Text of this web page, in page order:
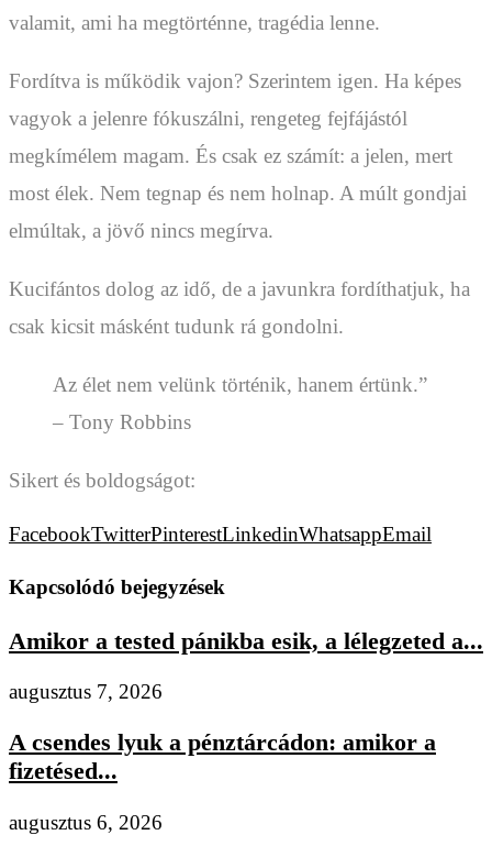
valamit, ami ha megtörténne, tragédia lenne.
Fordítva is működik vajon? Szerintem igen. Ha képes
vagyok a jelenre fókuszálni, rengeteg fejfájástól
megkímélem magam. És csak ez számít: a jelen, mert
most élek. Nem tegnap és nem holnap. A múlt gondjai
elmúltak, a jövő nincs megírva.
Kucifántos dolog az idő, de a javunkra fordíthatjuk, ha
csak kicsit másként tudunk rá gondolni.
Az élet nem velünk történik, hanem értünk.”
– Tony Robbins
Sikert és boldogságot:
FacebookTwitterPinterestLinkedinWhatsappEmail
Kapcsolódó bejegyzések
Amikor a tested pánikba esik, a lélegzeted a...
augusztus 7, 2026
A csendes lyuk a pénztárcádon: amikor a
fizetésed...
augusztus 6, 2026